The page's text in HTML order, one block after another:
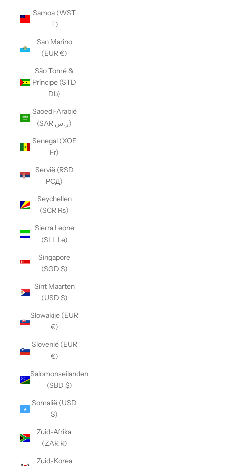
Samoa (WST
T)
San Marino
(EUR €)
São Tomé &
Príncipe (STD
Db)
Saoedi-Arabië
(SAR ر.س)
Senegal (XOF
Fr)
Servië (RSD
РСД)
Seychellen
(SCR ₨)
Sierra Leone
(SLL Le)
Singapore
(SGD $)
Sint Maarten
(USD $)
Slowakije (EUR
€)
Slovenië (EUR
€)
Salomonseilanden
(SBD $)
Somalië (USD
$)
Zuid-Afrika
(ZAR R)
Zuid-Korea